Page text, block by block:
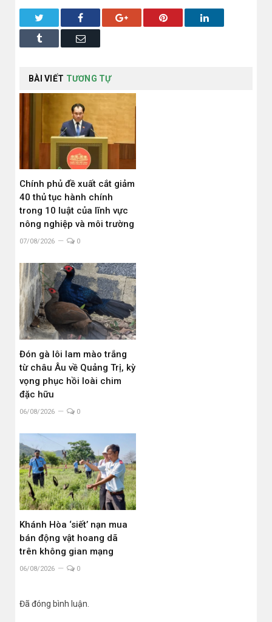
Facebook Google+ Pinterest LinkedIn
Tumblr Email
BÀI VIẾT TƯƠNG TỰ
Chính phủ đề xuất cắt giảm
40 thủ tục hành chính
trong 10 luật của lĩnh vực
nông nghiệp và môi trường
07/08/2026 0
Đón gà lôi lam mào trắng
từ châu Âu về Quảng Trị, kỳ
vọng phục hồi loài chim
đặc hữu
06/08/2026 0
Khánh Hòa ‘siết’ nạn mua
bán động vật hoang dã
trên không gian mạng
06/08/2026 0
Đã đóng bình luận.